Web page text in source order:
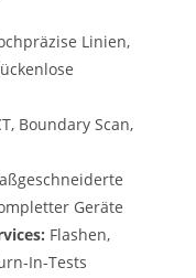
Linien,
Boundary Scan,
Geräte
Flashen,
In-Tests